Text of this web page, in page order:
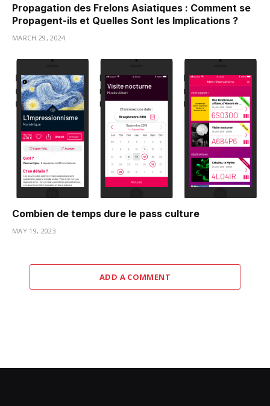
Propagation des Frelons Asiatiques : Comment se
Propagent-ils et Quelles Sont les Implications ?
MARCH 29, 2024
Combien de temps dure le pass culture
MAY 19, 2023
ADD A COMMENT